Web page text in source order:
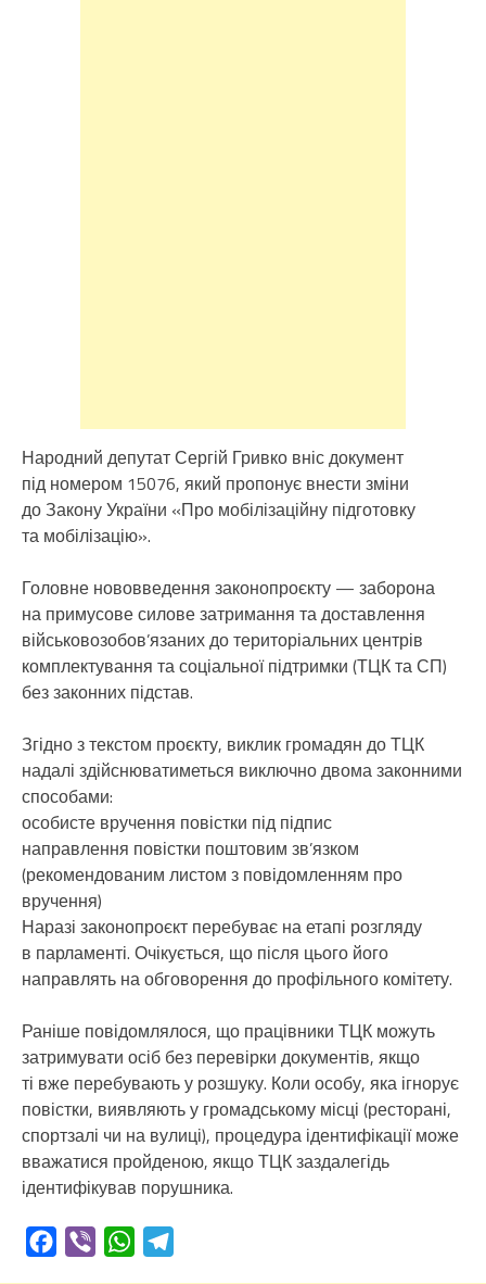
Народний депутат Сергій Гривко вніс документ
під номером 15076, який пропонує внести зміни
до Закону України «Про мобілізаційну підготовку
та мобілізацію».
Головне нововведення законопроєкту — заборона
на примусове силове затримання та доставлення
військовозобов’язаних до територіальних центрів
комплектування та соціальної підтримки (ТЦК та СП)
без законних підстав.
Згідно з текстом проєкту, виклик громадян до ТЦК
надалі здійснюватиметься виключно двома законними
способами:
особисте вручення повістки під підпис
направлення повістки поштовим зв’язком
(рекомендованим листом з повідомленням про
вручення)
Наразі законопроєкт перебуває на етапі розгляду
в парламенті. Очікується, що після цього його
направлять на обговорення до профільного комітету.
Раніше повідомлялося, що працівники ТЦК можуть
затримувати осіб без перевірки документів, якщо
ті вже перебувають у розшуку. Коли особу, яка ігнорує
повістки, виявляють у громадському місці (ресторані,
спортзалі чи на вулиці), процедура ідентифікації може
вважатися пройденою, якщо ТЦК заздалегідь
ідентифікував порушника.
Facebook
Viber WhatsApp